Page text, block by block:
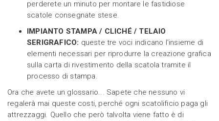
perderete un minuto per montare le fastidiose
scatole consegnate stese.
IMPIANTO STAMPA / CLICHÉ / TELAIO
SERIGRAFICO: queste tre voci indicano l'insieme di
elementi necessari per riprodurre la creazione grafica
sulla carta di rivestimento della scatola tramite il
processo di stampa.
Ora che avete un glossario... Sapete che nessuno vi
regalerà mai queste costi, perché ogni scatolificio paga gli
attrezzaggi. Quello che però talvolta viene fatto è di